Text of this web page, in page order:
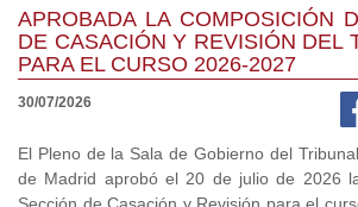
APROBADA LA COMPOSICIÓN
DE CASACIÓN Y REVISIÓN DEL
PARA EL CURSO 2026-2027
30/07/2026
El Pleno de la Sala de Gobierno del
de Madrid aprobó el 20 de julio de 2026